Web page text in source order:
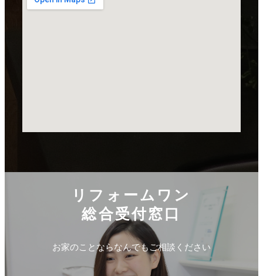
リフォームワン
総合受付窓口
お家のことならなんでもご相談ください